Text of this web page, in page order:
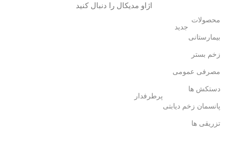
اژاو مدیکال را دنبال کنید
محصولات
بیمارستانی
جدید
زخم بستر
مصرفی عمومی
دستکش ها
پانسمان زخم دیابتی
پرطرفدار
تزریقی ها